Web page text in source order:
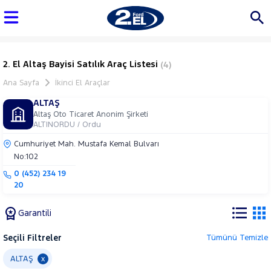
2. El Altaş Bayisi Satılık Araç Listesi (4)
Ana Sayfa İkinci El Araçlar
ALTAŞ
Altaş Oto Ticaret Anonim Şirketi
ALTINORDU / Ordu
Cumhuriyet Mah. Mustafa Kemal Bulvarı
No:102
0 (452) 234 19
20
Garantili
Seçili Filtreler Tümünü Temizle
ALTAŞ x